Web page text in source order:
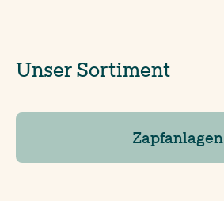
Unser Sortiment
Zapfanlagen